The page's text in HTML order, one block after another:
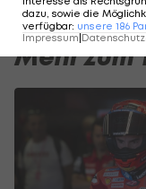
Mehr zum
dazu, sowie die
verfügbar: unsere 186
Impressum|